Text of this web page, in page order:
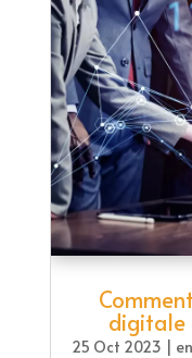
digitale
25 Oct 2023 |